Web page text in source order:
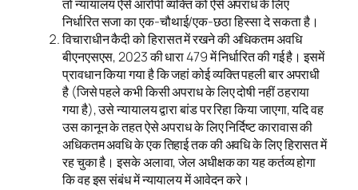
तो न्यायालय ऐसे आरोपी व्यक्ति को ऐसे अपराध के लिए
निर्धारित सजा का एक-चौथाई/एक-छठा हिस्सा दे सकता है।
विचाराधीन कैदी को हिरासत में रखने की अधिकतम अवधि
बीएनएसएस, 2023 की धारा 479 में निर्धारित की गई है। इसमें
प्रावधान किया गया है कि जहां कोई व्यक्ति पहली बार अपराधी
है (जिसे पहले कभी किसी अपराध के लिए दोषी नहीं ठहराया
गया है), उसे न्यायालय द्वारा बांड पर रिहा किया जाएगा, यदि वह
उस कानून के तहत ऐसे अपराध के लिए निर्दिष्ट कारावास की
अधिकतम अवधि के एक तिहाई तक की अवधि के लिए हिरासत में
रह चुका है। इसके अलावा, जेल अधीक्षक का यह कर्तव्य होगा
कि वह इस संबंध में न्यायालय में आवेदन करे।